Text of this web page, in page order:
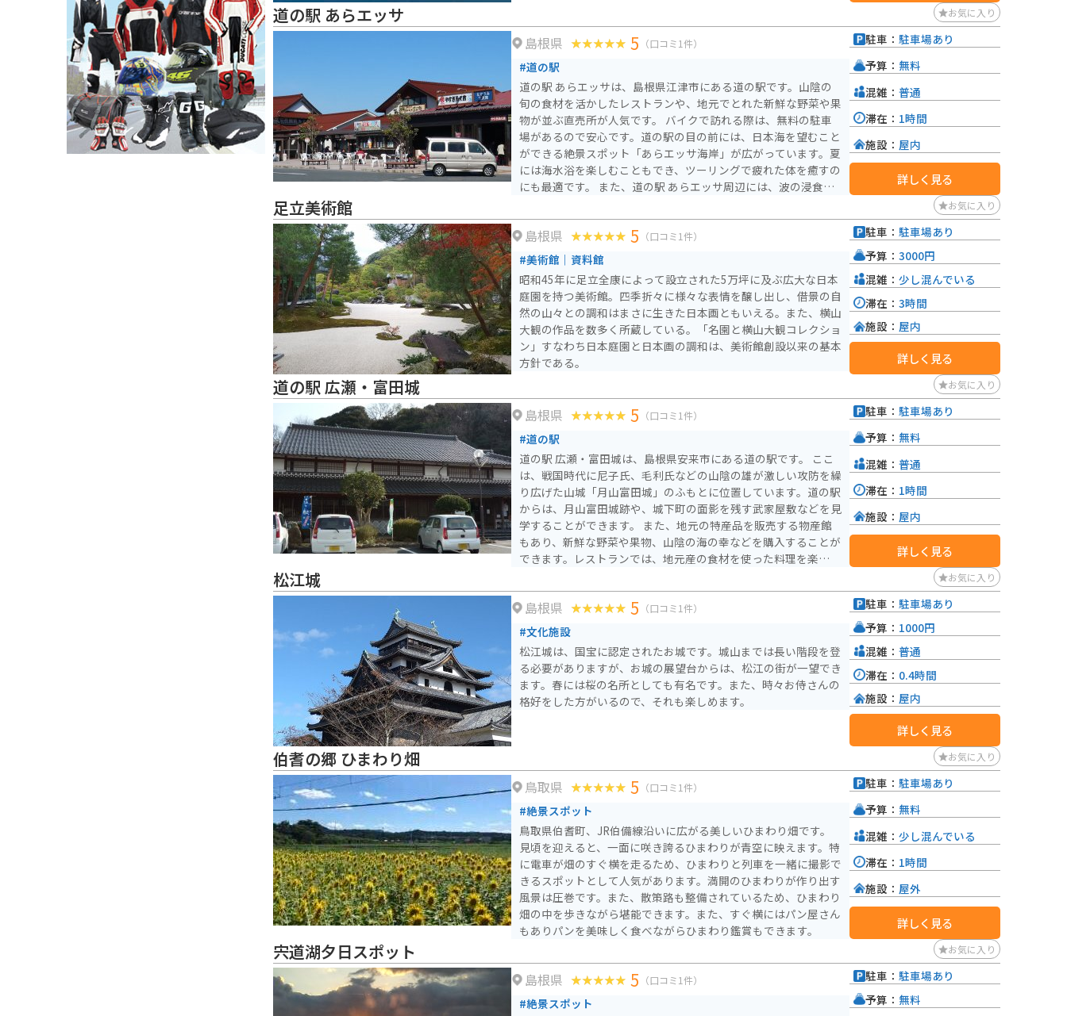
道の駅 あらエッサ お気に入り
島根県 5 （口コミ1件）
#道の駅
道の駅 あらエッサは、島根県江津市にある道の駅です。山陰の
旬の食材を活かしたレストランや、地元でとれた新鮮な野菜や果
物が並ぶ直売所が人気です。 バイクで訪れる際は、無料の駐車
場があるので安心です。道の駅の目の前には、日本海を望むこと
ができる絶景スポット「あらエッサ海岸」が広がっています。夏
には海水浴を楽しむこともでき、ツーリングで疲れた体を癒すの
にも最適です。 また、道の駅 あらエッサ周辺には、波の浸食に
桜並木が美しい「波子海岸」など、観光スポットも点在していま
す。 地元の名産品としては、新鮮な魚介類を使った「あご野焼
き」や、島根県産のそば粉を使った「出雲そば」などがおすすめ
です。道の駅 あらエッサで、山陰の自然と食を満喫してくださ
い。
駐車： 駐車場あり
予算： 無料
混雑： 普通
滞在： 1時間
施設： 屋内
詳しく見る
足立美術館 お気に入り
島根県 5 （口コミ1件）
#美術館｜資料館
昭和45年に足立全康によって設立された5万坪に及ぶ広大な日本
庭園を持つ美術館。四季折々に様々な表情を醸し出し、借景の自
然の山々との調和はまさに生きた日本画ともいえる。また、横山
大観の作品を数多く所蔵している。「名園と横山大観コレクショ
ン」すなわち日本庭園と日本画の調和は、美術館創設以来の基本
方針である。
駐車： 駐車場あり
予算： 3000円
混雑： 少し混んでいる
滞在： 3時間
施設： 屋内
詳しく見る
道の駅 広瀬・富田城 お気に入り
島根県 5 （口コミ1件）
#道の駅
道の駅 広瀬・富田城は、島根県安来市にある道の駅です。 ここ
は、戦国時代に尼子氏、毛利氏などの山陰の雄が激しい攻防を繰
り広げた山城「月山富田城」のふもとに位置しています。道の駅
からは、月山富田城跡や、城下町の面影を残す武家屋敷などを見
学することができます。 また、地元の特産品を販売する物産館
もあり、新鮮な野菜や果物、山陰の海の幸などを購入することが
できます。レストランでは、地元産の食材を使った料理を楽しむ
バイク専用の駐車スペースが用意されています。また、周辺に
は、ワインディングロードも多いため、ツーリングの休憩場所と
しても最適です。 周辺には、清水寺や足立美術館など、観光ス
ポットも充実しています。
駐車： 駐車場あり
予算： 無料
混雑： 普通
滞在： 1時間
施設： 屋内
詳しく見る
松江城 お気に入り
島根県 5 （口コミ1件）
#文化施設
松江城は、国宝に認定されたお城です。城山までは長い階段を登
る必要がありますが、お城の展望台からは、松江の街が一望でき
ます。春には桜の名所としても有名です。また、時々お侍さんの
格好をした方がいるので、それも楽しめます。
駐車： 駐車場あり
予算： 1000円
混雑： 普通
滞在： 0.4時間
施設： 屋内
詳しく見る
伯耆の郷 ひまわり畑 お気に入り
鳥取県 5 （口コミ1件）
#絶景スポット
鳥取県伯耆町、JR伯備線沿いに広がる美しいひまわり畑です。
見頃を迎えると、一面に咲き誇るひまわりが青空に映えます。特
に電車が畑のすぐ横を走るため、ひまわりと列車を一緒に撮影で
きるスポットとして人気があります。満開のひまわりが作り出す
風景は圧巻です。また、散策路も整備されているため、ひまわり
畑の中を歩きながら堪能できます。また、すぐ横にはパン屋さん
もありパンを美味しく食べながらひまわり鑑賞もできます。
駐車： 駐車場あり
予算： 無料
混雑： 少し混んでいる
滞在： 1時間
施設： 屋外
詳しく見る
宍道湖夕日スポット お気に入り
島根県 5 （口コミ1件）
#絶景スポット
駐車： 駐車場あり
予算： 無料